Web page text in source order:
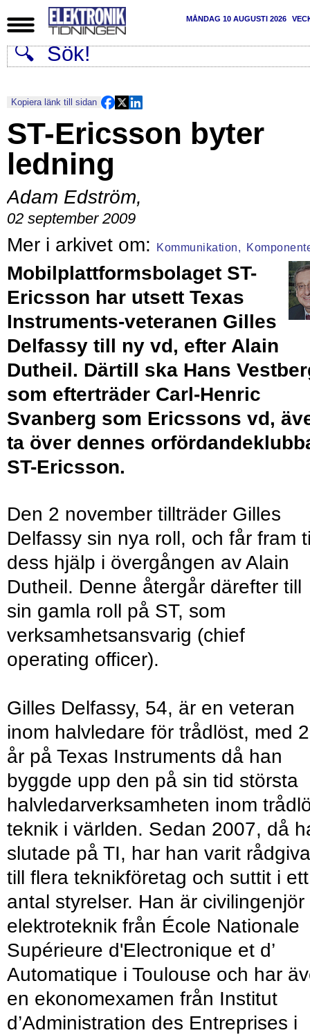
MÅNDAG 10 AUGUSTI 2026
Kopiera länk till sidan
ST-Ericsson byter
ledning
Adam Edström,
02 september 2009
Kommunikation,
Mobilplattformsbolaget ST-
Ericsson har utsett Texas
Instruments-veteranen Gilles
Delfassy till ny vd, efter Alain
Dutheil. Därtill ska Hans
som efterträder Carl-Henric
Svanberg som Ericssons vd,
ta över dennes
ST-Ericsson.
Den 2 november tillträder Gilles
Delfassy sin nya roll, och får fram
dess hjälp i övergången av Alain
Dutheil. Denne återgår därefter till
sin gamla roll på ST, som
verksamhetsansvarig (chief
operating officer).
Gilles Delfassy, 54, är en veteran
inom halvledare för trådlöst, med
år på Texas Instruments då han
byggde upp den på sin tid största
halvledarverksamheten inom
teknik i världen. Sedan 2007, då
slutade på TI, har han varit
till flera teknikföretag och suttit i ett
antal styrelser. Han är civilingenjör
elektroteknik från École Nationale
Supérieure d'Electronique et d’
Automatique i Toulouse och har
en ekonomexamen från Institut
d’Administration des Entreprises i